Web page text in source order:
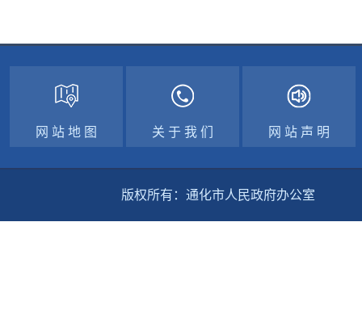
网 站 地 图 关 于 我 们 网 站 声 明
版权所有：通化市人民政府办公室